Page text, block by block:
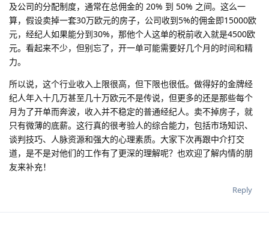
及公司的分配制度，通常在总佣金的 20% 到 50% 之间。这么一
算，假设卖掉一套30万欧元的房子，公司收到5%的佣金即15000欧
元，经纪人如果能分到30%，那他个人这单的税前收入就是4500欧
元。看起来不少，但别忘了，开一单可能需要好几个月的时间和精
力。
所以说，这个行业收入上限很高，但下限也很低。做得好的金牌经
纪人年入十几万甚至几十万欧元不是传说，但更多的还是那些每个
月为了开单而奔波，收入并不稳定的普通经纪人。卖不掉房子，就
只有微薄的底薪。这行真的很考验人的综合能力，包括市场知识、
谈判技巧、人脉资源和强大的心理素质。大家下次再跟中介打交
道，是不是对他们的工作有了更深的理解呢？也欢迎了解内情的朋
友来补充！
Reply